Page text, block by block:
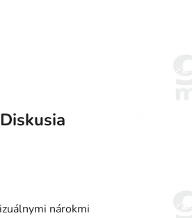
Diskusia
nárokmi